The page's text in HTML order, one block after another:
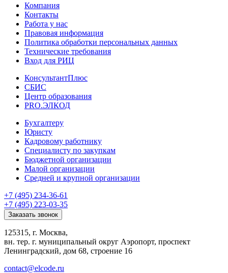
Компания
Контакты
Работа у нас
Правовая информация
Политика обработки персональных данных
Технические требования
Вход для РИЦ
КонсультантПлюс
СБИС
Центр образования
PRO.ЭЛКОД
Бухгалтеру
Юристу
Кадровому работнику
Специалисту по закупкам
Бюджетной организации
Малой организации
Средней и крупной организации
+7 (495) 234-36-61
+7 (495) 223-03-35
Заказать звонок
125315, г. Москва,
вн. тер. г. муниципальный округ Аэропорт, проспект
Ленинградский, дом 68, строение 16
contact@elcode.ru